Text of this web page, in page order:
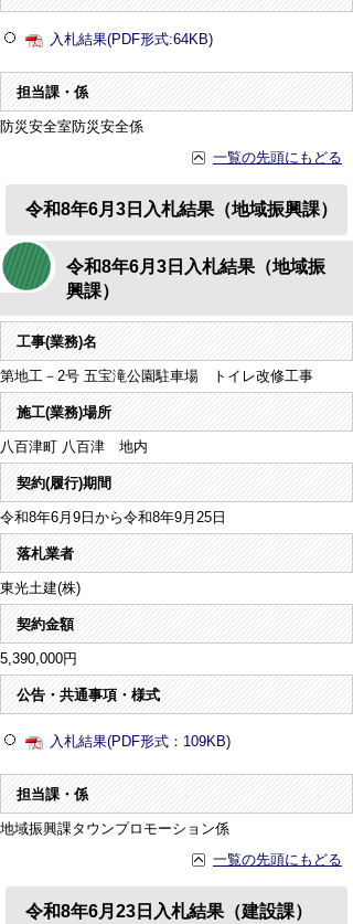
入札結果(PDF形式:64KB)
担当課・係
防災安全室防災安全係
一覧の先頭にもどる
令和8年6月3日入札結果（地域振興課）
令和8年6月3日入札結果（地域振
興課）
工事(業務)名
第地工－2号 五宝滝公園駐車場 トイレ改修工事
施工(業務)場所
八百津町 八百津 地内
契約(履行)期間
令和8年6月9日から令和8年9月25日
落札業者
東光土建(株)
契約金額
5,390,000円
公告・共通事項・様式
入札結果(PDF形式：109KB)
担当課・係
地域振興課タウンプロモーション係
一覧の先頭にもどる
令和8年6月23日入札結果（建設課）